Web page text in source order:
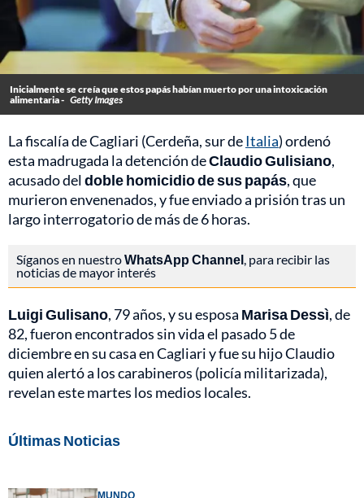
Inicialmente se creía que estos papás habían muerto por una intoxicación
alimentaria - Getty Images
La fiscalía de Cagliari (Cerdeña, sur deItalia) ordenó
esta madrugada la detención deClaudio Gulisiano,
acusado deldoble homicidio de sus papás, que
murieron envenenados, y fue enviado a prisión tras un
largo interrogatorio de más de 6 horas.
Síganos en nuestroWhatsApp Channel, para recibir las
noticias de mayor interés
Luigi Gulisano, 79 años, y su esposa Marisa Dessì, de
82, fueron encontrados sin vida el pasado 5 de
diciembre en su casa en Cagliari y fue su hijo Claudio
quien alertó a los carabineros (policía militarizada),
revelan este martes los medios locales.
Últimas Noticias
MUNDO